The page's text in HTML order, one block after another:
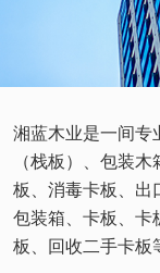
湘蓝木业是一间专
（栈板）、包装
板、消毒卡板、出
包装箱、卡板、卡
板、回收二手卡